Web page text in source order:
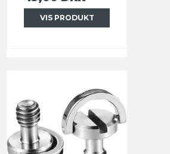
VIS PRODUKT